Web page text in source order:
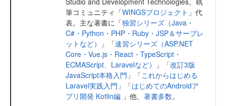
筆コミュニティ「WINGSプロジェクト 」代
表。主な著書に「独習シリーズ（Java・
C#・Python・PHP・Ruby・JSP＆サーブレ
ットなど）
」「速習シリーズ（ASP.NET
Core・Vue.js・React・TypeScript・
ECMAScript、Laravelなど）
」「改訂3版
JavaScript本格入門 」「これからはじめる
Laravel実践入門 」「はじめてのAndroidア
プリ開発 Kotlin編 」他、 著書多数。